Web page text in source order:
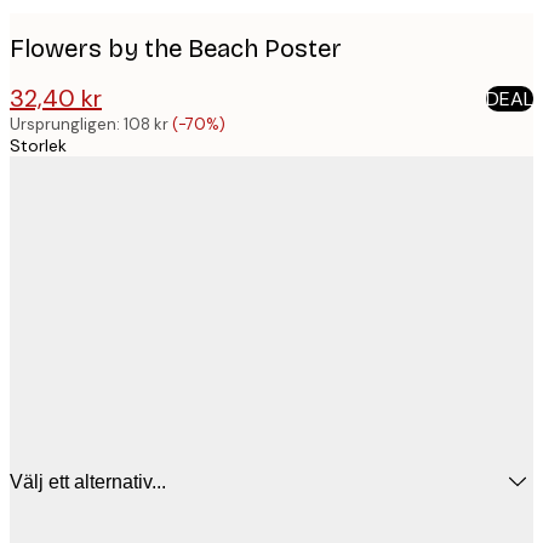
Flowers by the Beach Poster
32,40 kr
108 kr DEAL
Ursprungligen: 108 kr(-70%)
Storlek
Välj ett alternativ...